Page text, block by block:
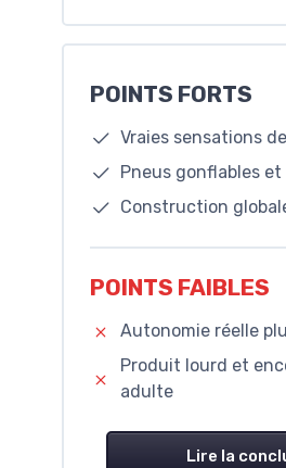
POINTS FORTS
Vraies sensations
Pneus gonflables
Construction
POINTS FAIBLES
Autonomie réelle
Produit lourd et
adulte
Lire la